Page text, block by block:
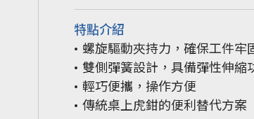
特點介紹
• 螺旋驅動夾持力，確保工件牢
• 雙側彈簧設計，具備彈性伸縮
• 輕巧便攜，操作方便
• 傳統桌上虎鉗的便利替代方案